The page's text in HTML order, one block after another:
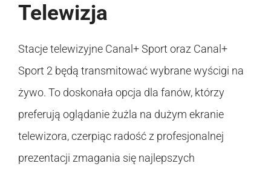
Telewizja
Stacje telewizyjne Canal+ Sport oraz Canal+
Sport 2 będą transmitować wybrane wyścigi na
żywo. To doskonała opcja dla fanów, którzy
preferują oglądanie żużla na dużym ekranie
telewizora, czerpiąc radość z profesjonalnej
prezentacji zmagania się najlepszych